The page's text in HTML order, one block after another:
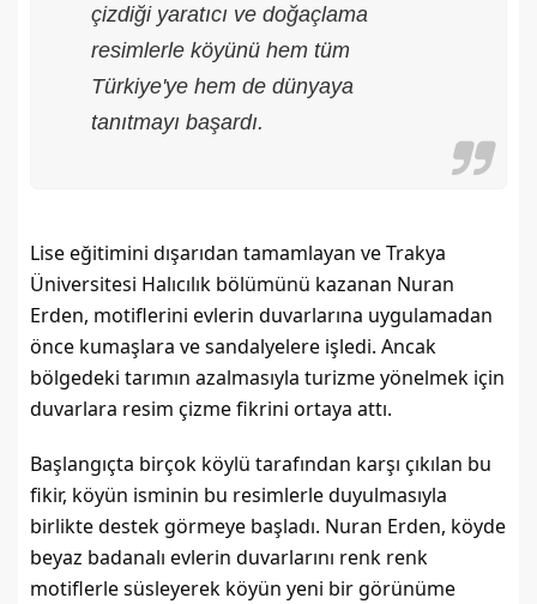
çizdiği yaratıcı ve doğaçlama
resimlerle köyünü hem tüm
Türkiye'ye hem de dünyaya
tanıtmayı başardı.
Lise eğitimini dışarıdan tamamlayan ve Trakya
Üniversitesi Halıcılık bölümünü kazanan Nuran
Erden, motiflerini evlerin duvarlarına uygulamadan
önce kumaşlara ve sandalyelere işledi. Ancak
bölgedeki tarımın azalmasıyla turizme yönelmek için
duvarlara resim çizme fikrini ortaya attı.
Başlangıçta birçok köylü tarafından karşı çıkılan bu
fikir, köyün isminin bu resimlerle duyulmasıyla
birlikte destek görmeye başladı. Nuran Erden, köyde
beyaz badanalı evlerin duvarlarını renk renk
motiflerle süsleyerek köyün yeni bir görünüme